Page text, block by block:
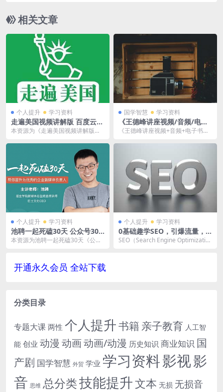
相关文章
个人提升 学习资料
走遍美国视频讲解版 百度云网
盘下载[RM/3.12GB]英语无字
本资源为《走遍美国视频讲解版》
语无字。本...
国学智慧 学习资料
《王德峰讲座视频/音频/电子
书资料大合集》[FLV/MP4/W
百度云网盘下载
《王德峰讲座视频+音频+电子书资
MP3+...
个人提升 学习资料
池聘一起死磕30天 公众号30
天运营高阶班 百度云网盘下载
本资源为池聘一起死磕30天《公众
个人提升 学习资料
0基础趣学SEO，引爆流量，
让客户主动找上门的躺赚神技
视频合集[MP4/629.23MB]百
SEO（Search Engine Optimizatio
开通永久会员 全站下载
分类目录
专题大课 两性 个人提升书籍 亲子教育 人工智
能 创业 动漫 动画动画/动漫 历史知识 商业知识 国
产剧 国学智慧 外贸 学业 学习资料影视影
音 思维 总分类技能提升文本 无损 无损音